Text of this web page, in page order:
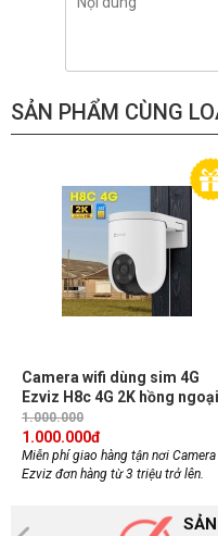
SẢN PHẨM CÙNG
Camera wifi dùng sim 4G
Ezviz H8c 4G 2K hồng ngoại
30m, phát hiện chuyển động,
đàm thoại 2 chiều
1.000.000
1.000.000đ
Miễn phí giao hàng tận nơi Camera
Ezviz đơn hàng từ 3 triệu trở lên.